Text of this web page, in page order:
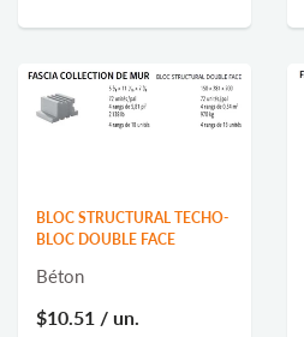
BLOC STRUCTURAL TECHO-
BLOC DOUBLE FACE
Béton
$10.51 / un.